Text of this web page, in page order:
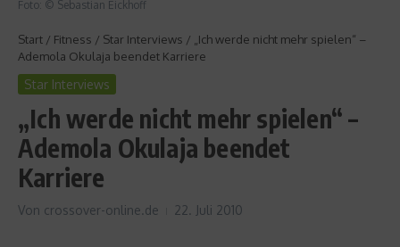
Foto: © Sebastian Eickhoff
Start / Fitness / Star Interviews /
„Ich werde nicht mehr spielen“ –
Ademola Okulaja beendet Karriere
Star Interviews
„Ich werde nicht mehr spielen“ –
Ademola Okulaja beendet
Karriere
Von crossover-online.de 22. Juli 2010